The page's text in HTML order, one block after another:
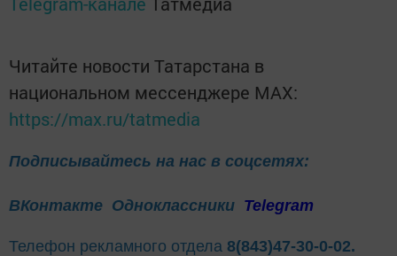
Читайте новости Татарстана в
национальном мессенджере MАХ:
https://max.ru/tatmedia
Подписывайтесь на нас в соцсетях:
ВКонтакте Одноклассники Telegram
Телефон рекламного отдела 8(843)47-30-0-02.